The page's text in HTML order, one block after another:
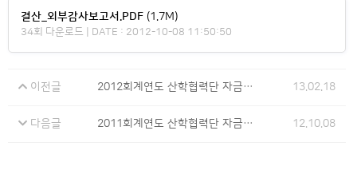
결산_외부감사보고서.PDF (1.7M)
34회 다운로드 | DATE : 2012-10-08 11:50:50
이전글 2012회계연도 산학협력단 자금예산서 공개 13.02.18
다음글 2011회계연도 산학협력단 자금예산서 공개 12.10.08